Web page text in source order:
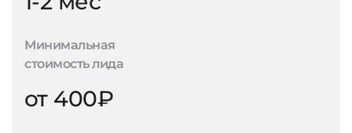
Минимальная
стоимость лида
от 400₽